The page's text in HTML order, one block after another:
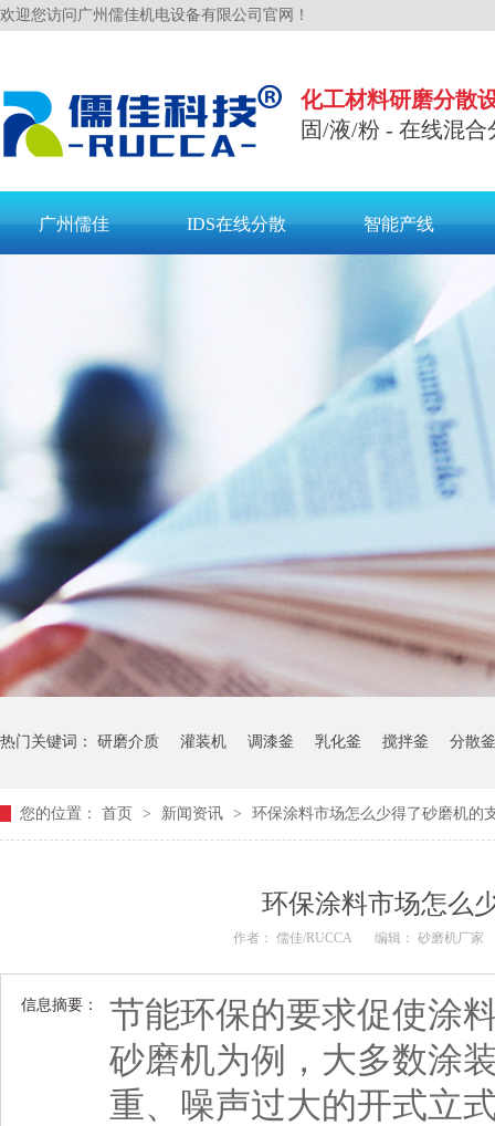
欢迎您访问广州儒佳机电设备有限公司官网！
化工材料研磨分
固/液/粉 - 在线混
广州儒佳 IDS在线分散 智能产线
热门关键词： 研磨介质 灌装机 调漆釜 乳化釜 搅拌釜 分散釜
您的位置： 首页 > 新闻资讯 > 环保涂料市场怎么少得了砂磨机的
环保涂料市场怎么
作者： 儒佳/RUCCA 编辑： 砂磨机厂家
信息摘要：
节能环保的要求促使涂
砂磨机为例，大多数涂
重、噪声过大的开式立